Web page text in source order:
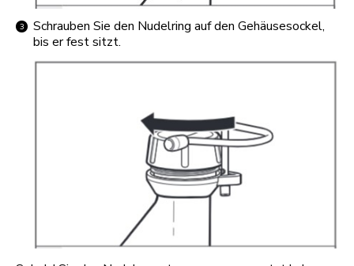
Schrauben Sie den Nudelring auf den Gehäusesockel,
bis er fest sitzt.